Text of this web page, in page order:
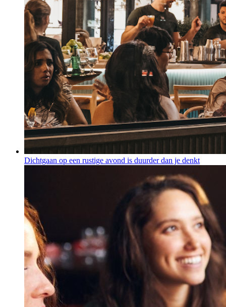
Dichtgaan op een rustige avond is duurder dan je denkt